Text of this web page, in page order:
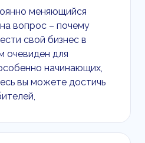
меняющийся
вопрос – почему
свой бизнес в
очевиден для
начинающих,
вы можете достичь